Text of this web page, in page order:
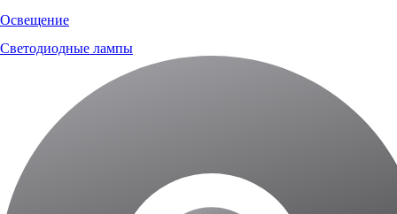
Освещение
Светодиодные лампы